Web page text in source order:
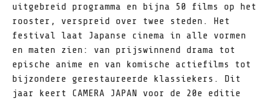
uitgebreid programma en bijna 50 films op het
rooster, verspreid over twee steden. Het
festival laat Japanse cinema in alle vormen
en maten zien: van prijswinnend drama tot
epische anime en van komische actiefilms tot
bijzondere gerestaureerde klassiekers. Dit
jaar keert CAMERA JAPAN voor de 20e editie